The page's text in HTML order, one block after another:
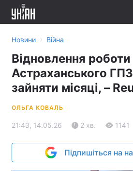
Новини › Війна
Відновлення роботи
Астраханського
зайняти місяці, –
ОЛЬГА КОВАЛЬ
21:43, 14.05.26 2 хв. 1141
Підпишіться на